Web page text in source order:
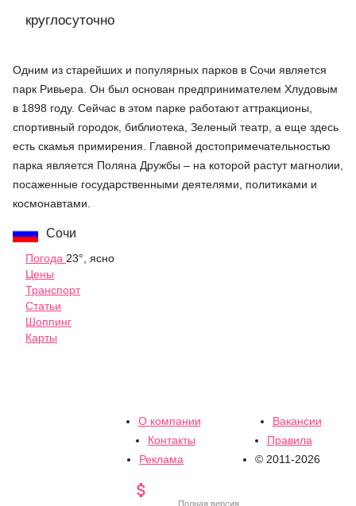
круглосуточно
Одним из старейших и популярных парков в Сочи является
парк Ривьера. Он был основан предпринимателем Хлудовым
в 1898 году. Сейчас в этом парке работают аттракционы,
спортивный городок, библиотека, Зеленый театр, а еще здесь
есть скамья примирения. Главной достопримечательностью
парка является Поляна Дружбы – на которой растут магнолии,
посаженные государственными деятелями, политиками и
космонавтами.
Сочи
Погода 23°, ясно
Цены
Транспорт
Статьи
Шоппинг
Карты
О компании
Вакансии
Контакты
Правила
Реклама
© 2011-2026

Полная версия